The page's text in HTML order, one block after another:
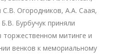
С.В. Огородников, А.А. Саая,
Бурбучук приняли
торжественном митинге и
венков к мемориальному